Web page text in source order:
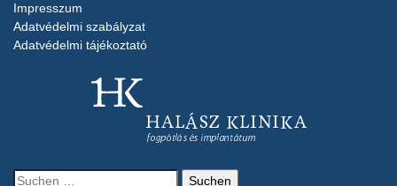
Impresszum
Adatvédelmi szabályzat
Adatvédelmi tájékoztató
Suchen